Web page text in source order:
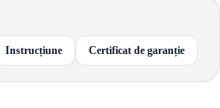
Instrucțiune Certificat de garanție